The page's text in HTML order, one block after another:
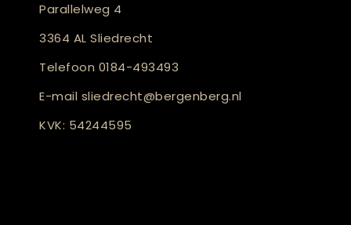
Parallelweg 4
3364 AL Sliedrecht
Telefoon 0184-493493
E-mail sliedrecht@bergenberg.nl
KVK: 54244595